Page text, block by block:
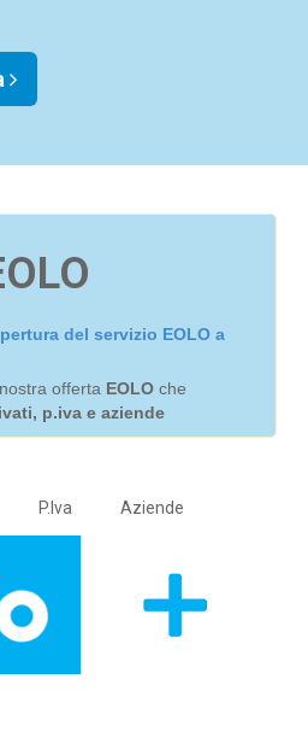
del servizio EOLO a
offerta EOLO che
p.iva e aziende
P.Iva Aziende